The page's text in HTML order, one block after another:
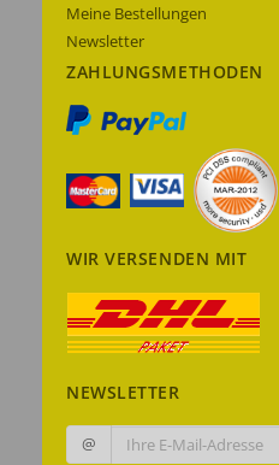
Meine Bestellungen
Newsletter
ZAHLUNGSMETHODEN
WIR VERSENDEN MIT
NEWSLETTER
@